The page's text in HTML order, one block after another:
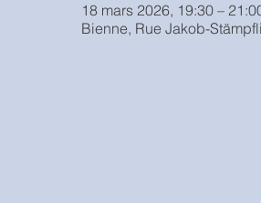
18 mars 2026, 19:30 –
Bienne, Rue Jakob-